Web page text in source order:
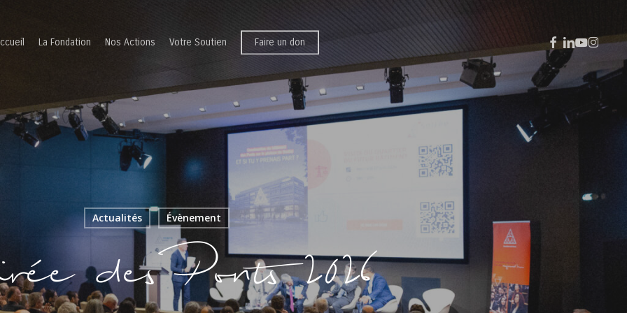
La Fondation Nos Actions Votre Soutien Faire un don facebook
linkedin
youtube
instagram
Actualités Évènement
des Ponts 2026